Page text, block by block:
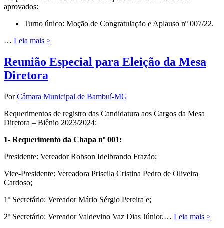
aprovados:
Turno único: Moção de Congratulação e Aplauso nº 007/22.
… Leia mais >
Reunião Especial para Eleição da Mesa
Diretora
PorCâmara Municipal de Bambuí-MG
Requerimentos de registro das Candidatura aos Cargos da Mesa
Diretora – Biênio 2023/2024:
1- Requerimento da Chapa nº 001:
Presidente: Vereador Robson Idelbrando Frazão;
Vice-Presidente: Vereadora Priscila Cristina Pedro de Oliveira
Cardoso;
1º Secretário: Vereador Mário Sérgio Pereira e;
2º Secretário: Vereador Valdevino Vaz Dias Júnior.… Leia mais >